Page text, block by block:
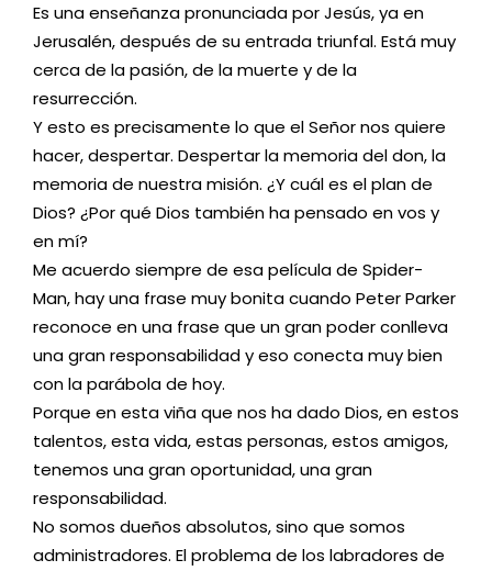
Es una enseñanza pronunciada por Jesús, ya en
Jerusalén, después de su entrada triunfal. Está muy
cerca de la pasión, de la muerte y de la
resurrección.
Y esto es precisamente lo que el Señor nos quiere
hacer, despertar. Despertar la memoria del don, la
memoria de nuestra misión. ¿Y cuál es el plan de
Dios? ¿Por qué Dios también ha pensado en vos y
en mí?
Me acuerdo siempre de esa película de Spider-
Man, hay una frase muy bonita cuando Peter Parker
reconoce en una frase que un gran poder conlleva
una gran responsabilidad y eso conecta muy bien
con la parábola de hoy.
Porque en esta viña que nos ha dado Dios, en estos
talentos, esta vida, estas personas, estos amigos,
tenemos una gran oportunidad, una gran
responsabilidad.
No somos dueños absolutos, sino que somos
administradores. El problema de los labradores de